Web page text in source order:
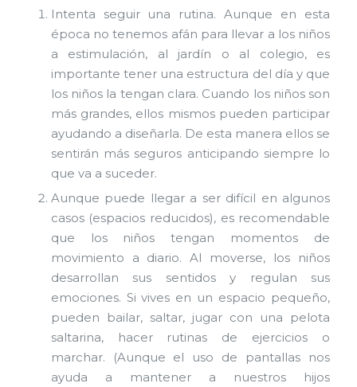
Intenta seguir una rutina. Aunque en esta
época no tenemos afán para llevar a los niños
a estimulación, al jardín o al colegio, es
importante tener una estructura del día y que
los niños la tengan clara. Cuando los niños son
más grandes, ellos mismos pueden participar
ayudando a diseñarla. De esta manera ellos se
sentirán más seguros anticipando siempre lo
que va a suceder.
Aunque puede llegar a ser difícil en algunos
casos (espacios reducidos), es recomendable
que los niños tengan momentos de
movimiento a diario. Al moverse, los niños
desarrollan sus sentidos y regulan sus
emociones. Si vives en un espacio pequeño,
pueden bailar, saltar, jugar con una pelota
saltarina, hacer rutinas de ejercicios o
marchar. (Aunque el uso de pantallas nos
ayuda a mantener a nuestros hijos